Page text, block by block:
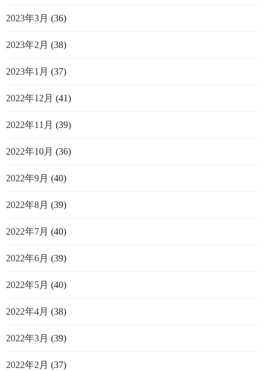
2023年3月 (36)
2023年2月 (38)
2023年1月 (37)
2022年12月 (41)
2022年11月 (39)
2022年10月 (36)
2022年9月 (40)
2022年8月 (39)
2022年7月 (40)
2022年6月 (39)
2022年5月 (40)
2022年4月 (38)
2022年3月 (39)
2022年2月 (37)